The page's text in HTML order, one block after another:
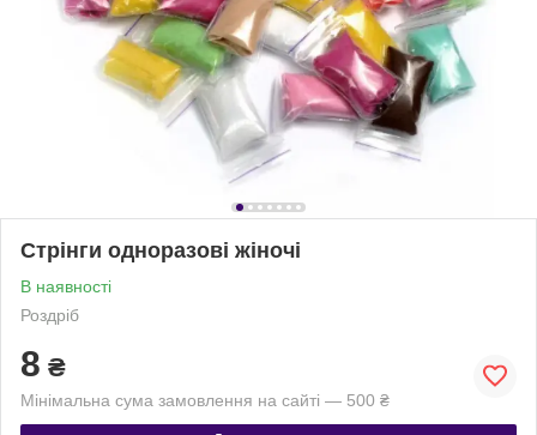
Стрінги одноразові жіночі
В наявності
Роздріб
8 ₴
Мінімальна сума замовлення на сайті — 500 ₴